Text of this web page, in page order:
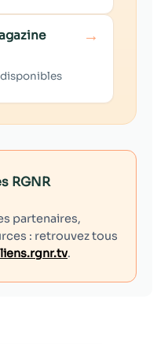
→
RGNR
partenaires,
: retrouvez tous
liens.rgnr.tv.